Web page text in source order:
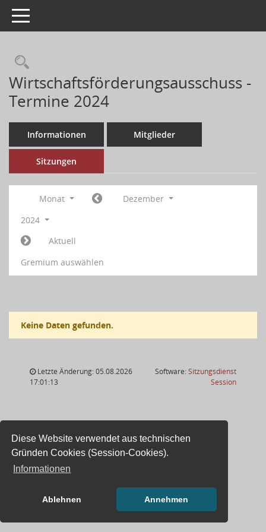
Diese Website verwendet aus technischen
Gründen Cookies (Session-Cookies).
Informationen
Ablehnen Annehmen
Toggle navigation
Wirtschaftsförderungsausschuss -
Termine 2024
Informationen Mitglieder
Sitzungen
Monat
Dezember
2024
Aktuell
Gremium auswählen
Keine Daten gefunden.
Letzte Änderung: 05.08.2026
17:01:13
Software:Sitzungsdienst
Session(Wird in